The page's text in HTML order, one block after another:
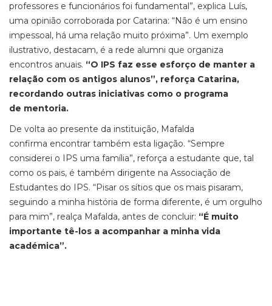
professores e funcionários foi fundamental”, explica Luís,
uma opinião corroborada por Catarina: “Não é um ensino
impessoal, há uma relação muito próxima”. Um exemplo
ilustrativo, destacam, é a rede alumni que organiza
encontros anuais. “O IPS faz esse esforço de manter a
relação com os antigos alunos”, reforça Catarina,
recordando outras iniciativas como o programa
de mentoria.
De volta ao presente da instituição, Mafalda
confirma encontrar também esta ligação. “Sempre
considerei o IPS uma família”, reforça a estudante que, tal
como os pais, é também dirigente na Associação de
Estudantes do IPS. “Pisar os sítios que os mais pisaram,
seguindo a minha história de forma diferente, é um orgulho
para mim”, realça Mafalda, antes de concluir: “É muito
importante tê-los a acompanhar a minha vida
académica”.